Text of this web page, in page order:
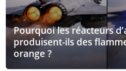
Pourquoi les réacteurs
produisent-ils des
orange ?